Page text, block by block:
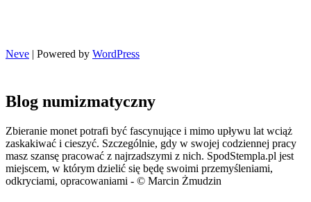
Neve | Powered by WordPress
Blog numizmatyczny
Zbieranie monet potrafi być fascynujące i mimo upływu lat wciąż
zaskakiwać i cieszyć. Szczególnie, gdy w swojej codziennej pracy
masz szansę pracować z najrzadszymi z nich. SpodStempla.pl jest
miejscem, w którym dzielić się będę swoimi przemyśleniami,
odkryciami, opracowaniami - © Marcin Żmudzin